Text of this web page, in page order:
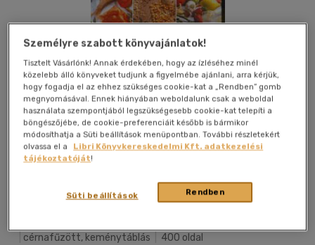
cérnafűzött, keménytáblás 400 oldal
Személyre szabott könyvajánlatok!
Tisztelt Vásárlónk! Annak érdekében, hogy az ízléséhez minél
közelebb álló könyveket tudjunk a figyelmébe ajánlani, arra kérjük,
hogy fogadja el az ehhez szükséges cookie-kat a „Rendben” gomb
megnyomásával. Ennek hiányában weboldalunk csak a weboldal
használata szempontjából legszükségesebb cookie-kat telepíti a
böngészőjébe, de cookie-preferenciáit később is bármikor
módosíthatja a Süti beállítások menüpontban. További részletekért
olvassa el a
Libri Könyvkereskedelmi Kft. adatkezelési
tájékoztatóját!
Rendben
Süti beállítások